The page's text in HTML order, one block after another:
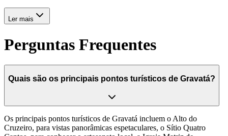
Ler mais
Perguntas Frequentes
Quais são os principais pontos turísticos de Gravatá?
Os principais pontos turísticos de Gravatá incluem o Alto do
Cruzeiro, para vistas panorâmicas espetaculares, o Sítio Quatro